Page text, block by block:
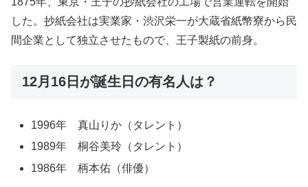
した。抄紙会社は実業家・渋沢栄一が大蔵省紙幣寮から民
間企業として独立させたもので、王子製紙の前身。
12月16日が誕生日の有名人は？
1996年 真山りか（タレント）
1989年 桐谷美玲（タレント）
1986年 柄本佑（俳優）